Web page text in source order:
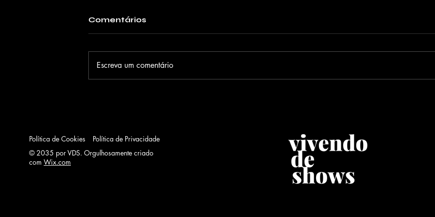
Amaro
Comentários
Escreva um comentário
Política de Cookies
Política de Privacidade
© 2035 por VDS. Orgulhosamente criado
com Wix.com